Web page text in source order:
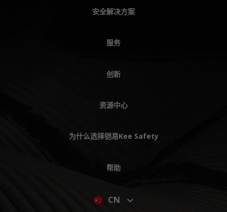
安全解决方案
服务
创新
资源中心
为什么选择铠易Kee Safety
帮助
CN